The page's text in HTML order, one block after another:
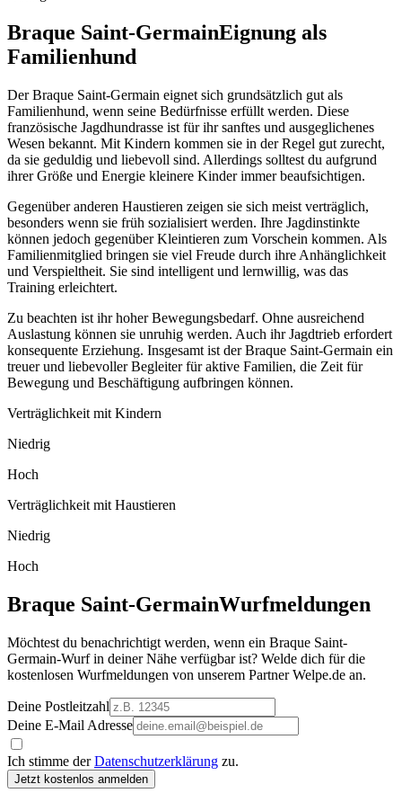
Braque Saint-GermainEignung als
Familienhund
Der Braque Saint-Germain eignet sich grundsätzlich gut als
Familienhund, wenn seine Bedürfnisse erfüllt werden. Diese
französische Jagdhundrasse ist für ihr sanftes und ausgeglichenes
Wesen bekannt. Mit Kindern kommen sie in der Regel gut zurecht,
da sie geduldig und liebevoll sind. Allerdings solltest du aufgrund
ihrer Größe und Energie kleinere Kinder immer beaufsichtigen.
Gegenüber anderen Haustieren zeigen sie sich meist verträglich,
besonders wenn sie früh sozialisiert werden. Ihre Jagdinstinkte
können jedoch gegenüber Kleintieren zum Vorschein kommen. Als
Familienmitglied bringen sie viel Freude durch ihre Anhänglichkeit
und Verspieltheit. Sie sind intelligent und lernwillig, was das
Training erleichtert.
Zu beachten ist ihr hoher Bewegungsbedarf. Ohne ausreichend
Auslastung können sie unruhig werden. Auch ihr Jagdtrieb erfordert
konsequente Erziehung. Insgesamt ist der Braque Saint-Germain ein
treuer und liebevoller Begleiter für aktive Familien, die Zeit für
Bewegung und Beschäftigung aufbringen können.
Verträglichkeit mit Kindern
Niedrig
Hoch
Verträglichkeit mit Haustieren
Niedrig
Hoch
Braque Saint-GermainWurfmeldungen
Möchtest du benachrichtigt werden, wenn ein Braque Saint-
Germain-Wurf in deiner Nähe verfügbar ist? Welde dich für die
kostenlosen Wurfmeldungen von unserem Partner Welpe.de an.
Deine Postleitzahl
Deine E-Mail Adresse
Ich stimme derDatenschutzerklärung zu.
Jetzt kostenlos anmelden